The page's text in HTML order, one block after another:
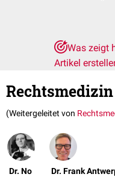
Was zeigt
Artikel
Rechtsmedizin
(Weitergeleitet von
Dr. No Dr. Frank